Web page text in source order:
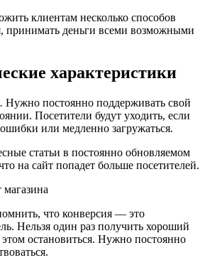
клиентам несколько способов
принимать деньги всеми возможными
характеристики
Нужно постоянно поддерживать свой
Посетители будут уходить, если
или медленно загружаться.
статьи в постоянно обновляемом
на сайт попадет больше посетителей.
что конверсия — это
Нельзя один раз получить хороший
остановиться. Нужно постоянно